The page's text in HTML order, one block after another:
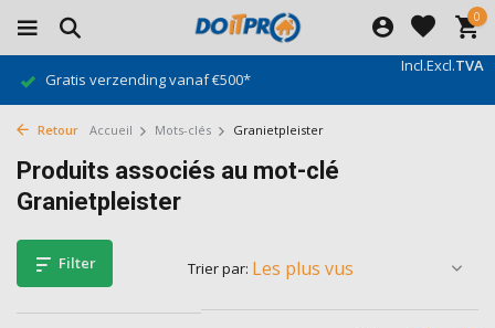
0
Incl.Excl.TVA
Gratis verzending vanaf €500*
Retour Accueil Mots-clés Granietpleister
Produits associés au mot-clé
Granietpleister
Filter Trier par: